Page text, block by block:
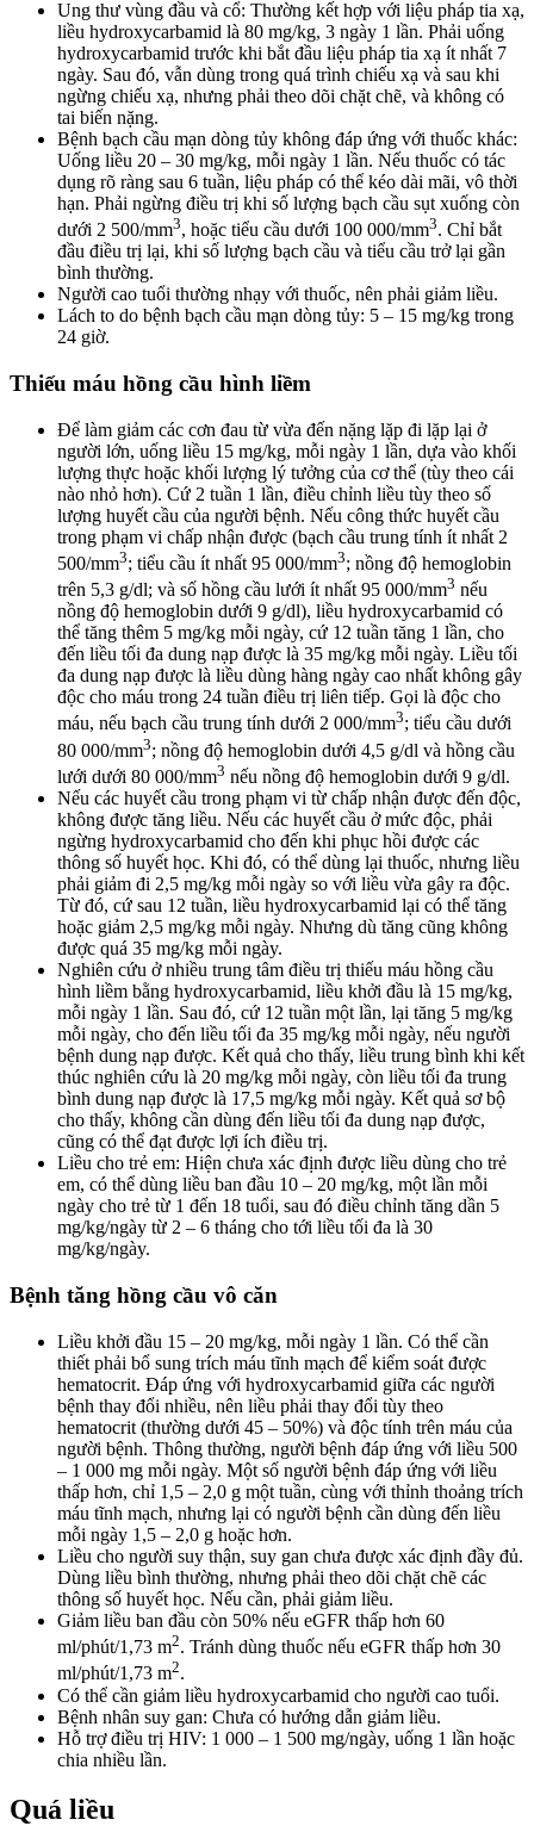
Ung thư vùng đầu và cổ: Thường kết hợp với liệu pháp tia xạ,
liều hydroxycarbamid là 80 mg/kg, 3 ngày 1 lần. Phải uống
hydroxycarbamid trước khi bắt đầu liệu pháp tia xạ ít nhất 7
ngày. Sau đó, vẫn dùng trong quá trình chiếu xạ và sau khi
ngừng chiếu xạ, nhưng phải theo dõi chặt chẽ, và không có
tai biến nặng.
Bệnh bạch cầu mạn dòng tủy không đáp ứng với thuốc khác:
Uống liều 20 – 30 mg/kg, mỗi ngày 1 lần. Nếu thuốc có tác
dụng rõ ràng sau 6 tuần, liệu pháp có thể kéo dài mãi, vô thời
hạn. Phải ngừng điều trị khi số lượng bạch cầu sụt xuống còn
dưới 2 500/mm3, hoặc tiểu cầu dưới 100 000/mm3. Chỉ bắt
đầu điều trị lại, khi số lượng bạch cầu và tiểu cầu trở lại gần
bình thường.
Người cao tuổi thường nhạy với thuốc, nên phải giảm liều.
Lách to do bệnh bạch cầu mạn dòng tủy: 5 – 15 mg/kg trong
24 giờ.
Thiếu máu hồng cầu hình liềm
Để làm giảm các cơn đau từ vừa đến nặng lặp đi lặp lại ở
người lớn, uống liều 15 mg/kg, mỗi ngày 1 lần, dựa vào khối
lượng thực hoặc khối lượng lý tưởng của cơ thể (tùy theo cái
nào nhỏ hơn). Cứ 2 tuần 1 lần, điều chỉnh liều tùy theo số
lượng huyết cầu của người bệnh. Nếu công thức huyết cầu
trong phạm vi chấp nhận được (bạch cầu trung tính ít nhất 2
500/mm3; tiểu cầu ít nhất 95 000/mm3; nồng độ hemoglobin
trên 5,3 g/dl; và số hồng cầu lưới ít nhất 95 000/mm3 nếu
nồng độ hemoglobin dưới 9 g/dl), liều hydroxycarbamid có
thể tăng thêm 5 mg/kg mỗi ngày, cứ 12 tuần tăng 1 lần, cho
đến liều tối đa dung nạp được là 35 mg/kg mỗi ngày. Liều tối
đa dung nạp được là liều dùng hàng ngày cao nhất không gây
độc cho máu trong 24 tuần điều trị liên tiếp. Gọi là độc cho
máu, nếu bạch cầu trung tính dưới 2 000/mm3; tiểu cầu dưới
80 000/mm3; nồng độ hemoglobin dưới 4,5 g/dl và hồng cầu
lưới dưới 80 000/mm3 nếu nồng độ hemoglobin dưới 9 g/dl.
Nếu các huyết cầu trong phạm vi từ chấp nhận được đến độc,
không được tăng liều. Nếu các huyết cầu ở mức độc, phải
ngừng hydroxycarbamid cho đến khi phục hồi được các
thông số huyết học. Khi đó, có thể dùng lại thuốc, nhưng liều
phải giảm đi 2,5 mg/kg mỗi ngày so với liều vừa gây ra độc.
Từ đó, cứ sau 12 tuần, liều hydroxycarbamid lại có thể tăng
hoặc giảm 2,5 mg/kg mỗi ngày. Nhưng dù tăng cũng không
được quá 35 mg/kg mỗi ngày.
Nghiên cứu ở nhiều trung tâm điều trị thiếu máu hồng cầu
hình liềm bằng hydroxycarbamid, liều khởi đầu là 15 mg/kg,
mỗi ngày 1 lần. Sau đó, cứ 12 tuần một lần, lại tăng 5 mg/kg
mỗi ngày, cho đến liều tối đa 35 mg/kg mỗi ngày, nếu người
bệnh dung nạp được. Kết quả cho thấy, liều trung bình khi kết
thúc nghiên cứu là 20 mg/kg mỗi ngày, còn liều tối đa trung
bình dung nạp được là 17,5 mg/kg mỗi ngày. Kết quả sơ bộ
cho thấy, không cần dùng đến liều tối đa dung nạp được,
cũng có thể đạt được lợi ích điều trị.
Liều cho trẻ em: Hiện chưa xác định được liều dùng cho trẻ
em, có thể dùng liều ban đầu 10 – 20 mg/kg, một lần mỗi
ngày cho trẻ từ 1 đến 18 tuổi, sau đó điều chỉnh tăng dần 5
mg/kg/ngày từ 2 – 6 tháng cho tới liều tối đa là 30
mg/kg/ngày.
Bệnh tăng hồng cầu vô căn
Liều khởi đầu 15 – 20 mg/kg, mỗi ngày 1 lần. Có thể cần
thiết phải bổ sung trích máu tĩnh mạch để kiểm soát được
hematocrit. Đáp ứng với hydroxycarbamid giữa các người
bệnh thay đổi nhiều, nên liều phải thay đổi tùy theo
hematocrit (thường dưới 45 – 50%) và độc tính trên máu của
người bệnh. Thông thường, người bệnh đáp ứng với liều 500
– 1 000 mg mỗi ngày. Một số người bệnh đáp ứng với liều
thấp hơn, chỉ 1,5 – 2,0 g một tuần, cùng với thỉnh thoảng trích
máu tĩnh mạch, nhưng lại có người bệnh cần dùng đến liều
mỗi ngày 1,5 – 2,0 g hoặc hơn.
Liều cho người suy thận, suy gan chưa được xác định đầy đủ.
Dùng liều bình thường, nhưng phải theo dõi chặt chẽ các
thông số huyết học. Nếu cần, phải giảm liều.
Giảm liều ban đầu còn 50% nếu eGFR thấp hơn 60
ml/phút/1,73 m2. Tránh dùng thuốc nếu eGFR thấp hơn 30
ml/phút/1,73 m2.
Có thể cần giảm liều hydroxycarbamid cho người cao tuổi.
Bệnh nhân suy gan: Chưa có hướng dẫn giảm liều.
Hỗ trợ điều trị HIV: 1 000 – 1 500 mg/ngày, uống 1 lần hoặc
chia nhiều lần.
Quá liều